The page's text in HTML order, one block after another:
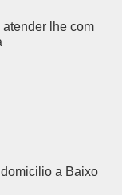
lhe com
a Baixo